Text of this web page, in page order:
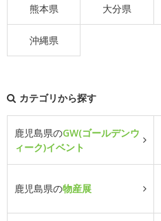
熊本県 大分県
沖縄県
カテゴリから探す
鹿児島県のGW(ゴールデンウ
ィーク)イベント
鹿児島県の物産展